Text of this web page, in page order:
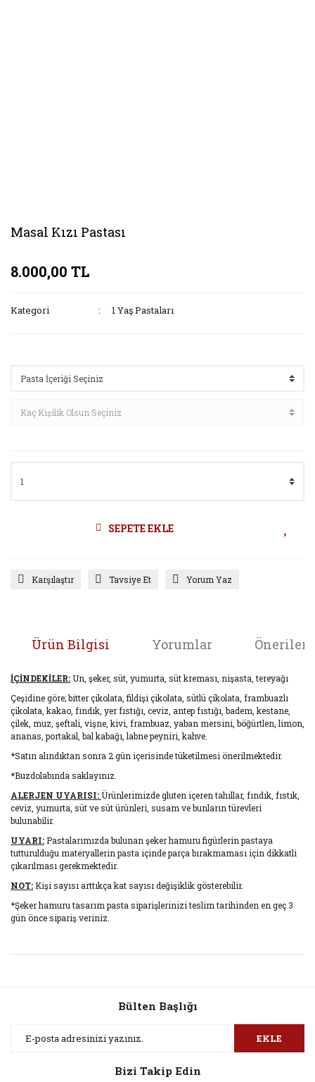
Masal Kızı Pastası
8.000,00 TL
Kategori 1 Yaş Pastaları
SEPETE EKLE
Karşılaştır Tavsiye Et Yorum Yaz
Ürün Bilgisi Yorumlar
İÇİNDEKİLER: Un, şeker, süt, yumurta, süt kreması, nişasta, tereyağı
Çeşidine göre; bitter çikolata, fildişi çikolata, sütlü çikolata, frambuazlı
çikolata, kakao, fındık, yer fıstığı, ceviz, antep fıstığı, badem, kestane,
çilek, muz, şeftali, vişne, kivi, frambuaz, yaban mersini, böğürtlen, limon,
ananas, portakal, bal kabağı, labne peyniri, kahve.
*Satın alındıktan sonra 2 gün içerisinde tüketilmesi önerilmektedir.
*Buzdolabında saklayınız.
ALERJEN UYARISI: Ürünlerimizde gluten içeren tahıllar, fındık, fıstık,
ceviz, yumurta, süt ve süt ürünleri, susam ve bunların türevleri
bulunabilir.
UYARI:Pastalarımızda bulunan şeker hamuru figürlerin pastaya
tutturulduğu materyallerin pasta içinde parça bırakmaması için dikkatli
çıkarılması gerekmektedir.
NOT:Kişi sayısı arttıkça kat sayısı değişiklik gösterebilir.
*Şeker hamuru tasarım pasta siparişlerinizi teslim tarihinden en geç 3
gün önce sipariş veriniz.
Görüş ve önerileriniz için teşekkür ederiz.
Ürün resmi kalitesiz, bozuk veya görüntülenemiyor.
Ürün bilgilerinde hatalar bulunuyor.
Bülten Başlığı
EKLE
Bizi Takip Edin